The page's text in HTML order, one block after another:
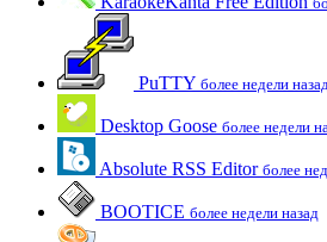
PuTTY более недели назад
Desktop Goose более недели
Absolute RSS Editor более
BOOTICE более недели назад